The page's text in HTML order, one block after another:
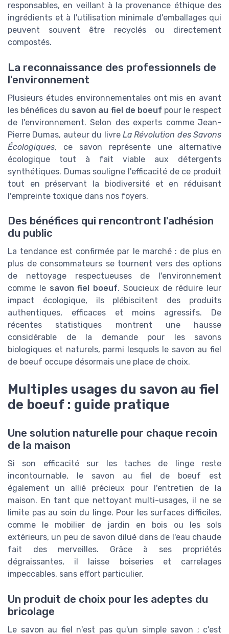
responsables, en veillant à la provenance éthique des
ingrédients et à l'utilisation minimale d'emballages qui
peuvent souvent être recyclés ou directement
compostés.
La reconnaissance des professionnels de
l'environnement
Plusieurs études environnementales ont mis en avant
les bénéfices du savon au fiel de boeuf pour le respect
de l'environnement. Selon des experts comme Jean-
Pierre Dumas, auteur du livre La Révolution des Savons
Écologiques, ce savon représente une alternative
écologique tout à fait viable aux détergents
synthétiques. Dumas souligne l'efficacité de ce produit
tout en préservant la biodiversité et en réduisant
l'empreinte toxique dans nos foyers.
Des bénéfices qui rencontront l'adhésion
du public
La tendance est confirmée par le marché : de plus en
plus de consommateurs se tournent vers des options
de nettoyage respectueuses de l'environnement
comme le savon fiel boeuf. Soucieux de réduire leur
impact écologique, ils plébiscitent des produits
authentiques, efficaces et moins agressifs. De
récentes statistiques montrent une hausse
considérable de la demande pour les savons
biologiques et naturels, parmi lesquels le savon au fiel
de boeuf occupe désormais une place de choix.
Multiples usages du savon au fiel
de boeuf : guide pratique
Une solution naturelle pour chaque recoin
de la maison
Si son efficacité sur les taches de linge reste
incontournable, le savon au fiel de boeuf est
également un allié précieux pour l'entretien de la
maison. En tant que nettoyant multi-usages, il ne se
limite pas au soin du linge. Pour les surfaces difficiles,
comme le mobilier de jardin en bois ou les sols
extérieurs, un peu de savon dilué dans de l'eau chaude
fait des merveilles. Grâce à ses propriétés
dégraissantes, il laisse boiseries et carrelages
impeccables, sans effort particulier.
Un produit de choix pour les adeptes du
bricolage
Le savon au fiel n'est pas qu'un simple savon ; c'est